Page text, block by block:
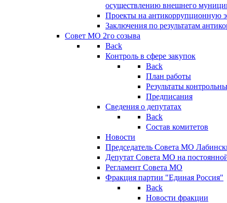
осуществлению внешнего
Проекты на антикоррупционную
Заключения по результатам
Совет МО 2го созыва
Back
Контроль в сфере закупок
Back
План работы
Результаты
Предписания
Сведения о депутатах
Back
Состав комитетов
Новости
Председатель Совета МО
Депутат Совета МО на
Регламент Совета МО
Фракция партии "Единая Россия"
Back
Новости фракции